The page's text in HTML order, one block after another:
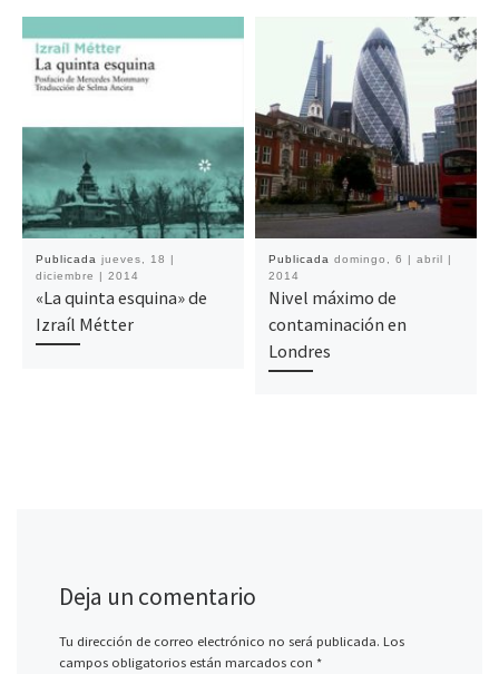
Publicada jueves, 18 |
diciembre | 2014
«La quinta esquina» de
Izraíl Métter
Publicada domingo, 6 | abril |
2014
Nivel máximo de
contaminación en
Londres
Deja un comentario
Tu dirección de correo electrónico no será publicada. Los
campos obligatorios están marcados con *